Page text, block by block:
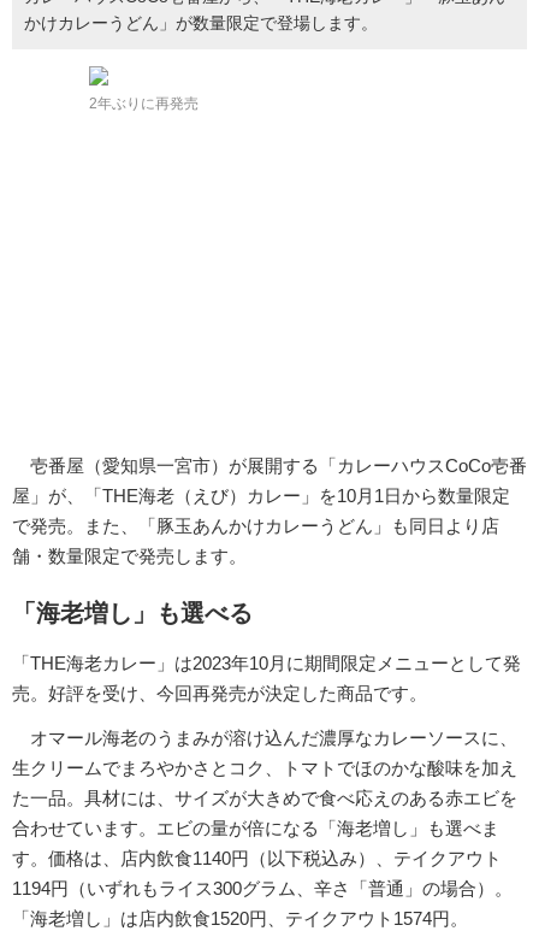
かけカレーうどん」が数量限定で登場します。
2年ぶりに再発売
壱番屋（愛知県一宮市）が展開する「カレーハウスCoCo壱番
屋」が、「THE海老（えび）カレー」を10月1日から数量限定
で発売。また、「豚玉あんかけカレーうどん」も同日より店
舗・数量限定で発売します。
「海老増し」も選べる
「THE海老カレー」は2023年10月に期間限定メニューとして発
売。好評を受け、今回再発売が決定した商品です。
オマール海老のうまみが溶け込んだ濃厚なカレーソースに、
生クリームでまろやかさとコク、トマトでほのかな酸味を加え
た一品。具材には、サイズが大きめで食べ応えのある赤エビを
合わせています。エビの量が倍になる「海老増し」も選べま
す。価格は、店内飲食1140円（以下税込み）、テイクアウト
1194円（いずれもライス300グラム、辛さ「普通」の場合）。
「海老増し」は店内飲食1520円、テイクアウト1574円。